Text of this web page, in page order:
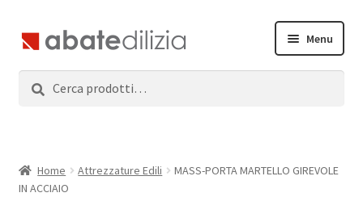
Vai
alla
navigazione
Vai
al
contenuto
Menu
child
ServiziHome Attrezzature Edili
MASS-PORTA MARTELLO GIREVOLE
IN ACCIAIO